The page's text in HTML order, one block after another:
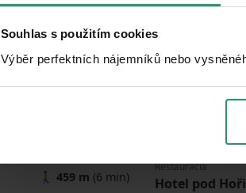
Souhlas s použitím cookies
Výběr perfektních nájemníků nebo
🚶 459 m (6 min)
Reštaurácia
Hotel pod